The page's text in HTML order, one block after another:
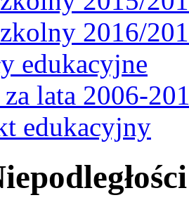
2016/
edukacyjne
lata 2006-
edukacyjny